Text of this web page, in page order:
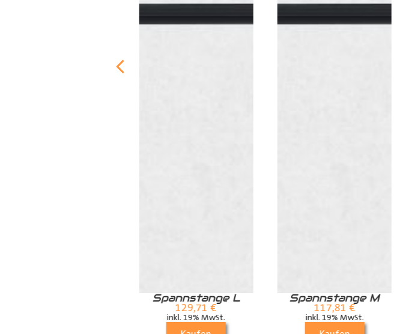
Spannstange L
129,71€
inkl. 19% MwSt.
Spannstange M
117,81 €
inkl. 19% MwSt.